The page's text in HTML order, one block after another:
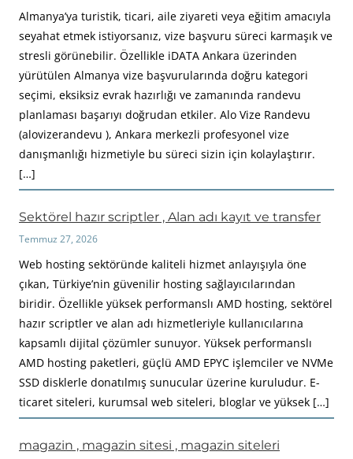
Almanya’ya turistik, ticari, aile ziyareti veya eğitim amacıyla
seyahat etmek istiyorsanız, vize başvuru süreci karmaşık ve
stresli görünebilir. Özellikle iDATA Ankara üzerinden
yürütülen Almanya vize başvurularında doğru kategori
seçimi, eksiksiz evrak hazırlığı ve zamanında randevu
planlaması başarıyı doğrudan etkiler. Alo Vize Randevu
(alovizerandevu ), Ankara merkezli profesyonel vize
danışmanlığı hizmetiyle bu süreci sizin için kolaylaştırır.
[…]
Sektörel hazır scriptler , Alan adı kayıt ve transfer
Temmuz 27, 2026
Web hosting sektöründe kaliteli hizmet anlayışıyla öne
çıkan, Türkiye’nin güvenilir hosting sağlayıcılarından
biridir. Özellikle yüksek performanslı AMD hosting, sektörel
hazır scriptler ve alan adı hizmetleriyle kullanıcılarına
kapsamlı dijital çözümler sunuyor. Yüksek performanslı
AMD hosting paketleri, güçlü AMD EPYC işlemciler ve NVMe
SSD disklerle donatılmış sunucular üzerine kuruludur. E-
ticaret siteleri, kurumsal web siteleri, bloglar ve yüksek […]
magazin , magazin sitesi , magazin siteleri